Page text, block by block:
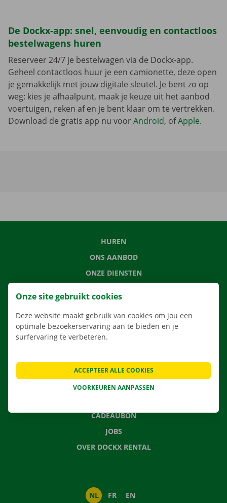
De Dockx-app: snel, eenvoudig en contactloos
bestelwagens huren
Reserveer 24/7 je bestelwagen via de Dockx-app.
Geheel contactloos huur je een camionette, deze open
je gemakkelijk met jouw digitale sleutel. Je bent zo op
weg: kies je afhaalpunt, maak je keuze uit het aanbod
voertuigen, reken af en je bent klaar om te vertrekken.
Download de gratis app nu voorAndroid, ofApple.
HUREN
ONS AANBOD
ONZE DIENSTEN
VERHUISOPLOSSINGEN
CONTACTEER ONS
VEELGESTELDE VRAGEN
CADEAUBON
JOBS
OVER DOCKX RENTAL
NL FR EN
Onze site gebruikt cookies
Deze website maakt gebruik van cookies om jou een
optimale bezoekerservaring aan te bieden en je
surfervaring te verbeteren.
VOORKEUREN AANPASSEN
ACCEPTEER ALLE COOKIES